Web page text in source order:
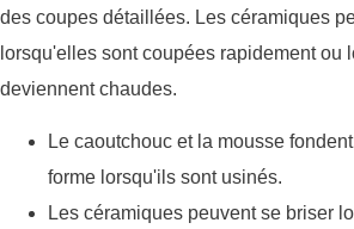
des coupes détaillées. Les céramiques
lorsqu'elles sont coupées rapidement ou
deviennent chaudes.
Le caoutchouc et la mousse
forme lorsqu'ils sont usinés.
Les céramiques peuvent se briser